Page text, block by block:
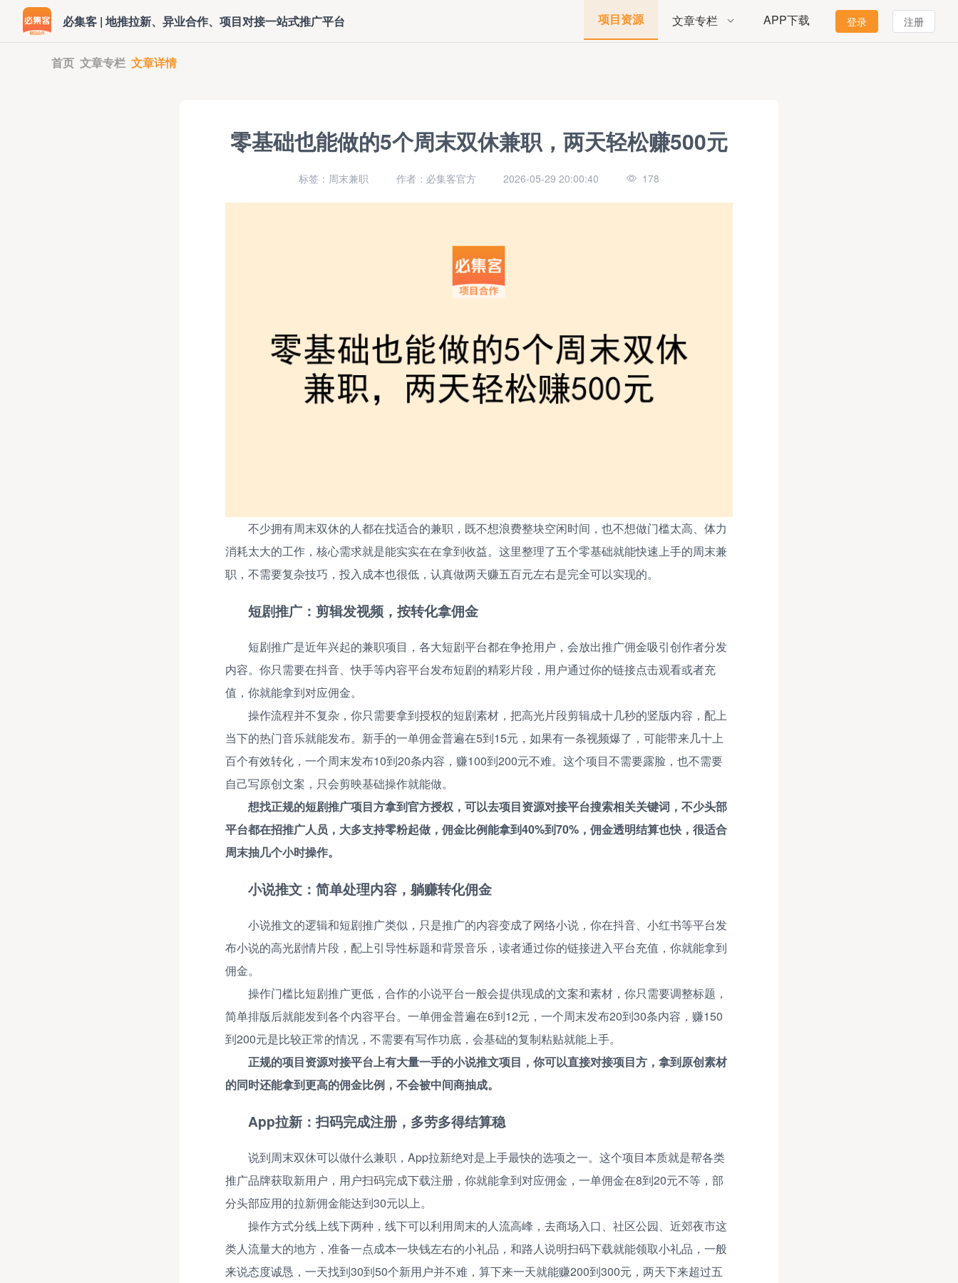
必集客 | 地推拉新、异业合作、项目对接一站式推广平台 项目资源 文章专栏 APP下载 登录 注册
首页 文章专栏 文章详情
零基础也能做的5个周末双休兼职，两天轻松赚500元
标签：周末兼职 作者：必集客官方 2026-05-29 20:00:40 178
不少拥有周末双休的人都在找适合的兼职，既不想浪费整块空闲时间，也不想做门槛太高、体力
消耗太大的工作，核心需求就是能实实在在拿到收益。这里整理了五个零基础就能快速上手的周末兼
职，不需要复杂技巧，投入成本也很低，认真做两天赚五百元左右是完全可以实现的。
短剧推广：剪辑发视频，按转化拿佣金
短剧推广是近年兴起的兼职项目，各大短剧平台都在争抢用户，会放出推广佣金吸引创作者分发
内容。你只需要在抖音、快手等内容平台发布短剧的精彩片段，用户通过你的链接点击观看或者充
值，你就能拿到对应佣金。
操作流程并不复杂，你只需要拿到授权的短剧素材，把高光片段剪辑成十几秒的竖版内容，配上
当下的热门音乐就能发布。新手的一单佣金普遍在5到15元，如果有一条视频爆了，可能带来几十上
百个有效转化，一个周末发布10到20条内容，赚100到200元不难。这个项目不需要露脸，也不需要
自己写原创文案，只会剪映基础操作就能做。
想找正规的短剧推广项目方拿到官方授权，可以去项目资源对接平台搜索相关关键词，不少头部
平台都在招推广人员，大多支持零粉起做，佣金比例能拿到40%到70%，佣金透明结算也快，很适合
周末抽几个小时操作。
小说推文：简单处理内容，躺赚转化佣金
小说推文的逻辑和短剧推广类似，只是推广的内容变成了网络小说，你在抖音、小红书等平台发
布小说的高光剧情片段，配上引导性标题和背景音乐，读者通过你的链接进入平台充值，你就能拿到
佣金。
操作门槛比短剧推广更低，合作的小说平台一般会提供现成的文案和素材，你只需要调整标题，
简单排版后就能发到各个内容平台。一单佣金普遍在6到12元，一个周末发布20到30条内容，赚150
到200元是比较正常的情况，不需要有写作功底，会基础的复制粘贴就能上手。
正规的项目资源对接平台上有大量一手的小说推文项目，你可以直接对接项目方，拿到原创素材
的同时还能拿到更高的佣金比例，不会被中间商抽成。
App拉新：扫码完成注册，多劳多得结算稳
说到周末双休可以做什么兼职，App拉新绝对是上手最快的选项之一。这个项目本质就是帮各类
推广品牌获取新用户，用户扫码完成下载注册，你就能拿到对应佣金，一单佣金在8到20元不等，部
分头部应用的拉新佣金能达到30元以上。
操作方式分线上线下两种，线下可以利用周末的人流高峰，去商场入口、社区公园、近郊夜市这
类人流量大的地方，准备一点成本一块钱左右的小礼品，和路人说明扫码下载就能领取小礼品，一般
来说态度诚恳，一天找到30到50个新用户并不难，算下来一天就能赚200到300元，两天下来超过五